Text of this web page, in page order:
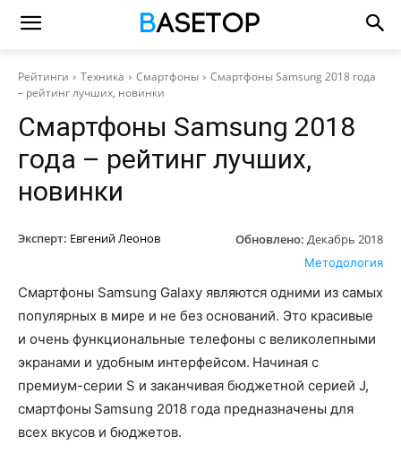
Рейтинги Техника Смартфоны
Смартфоны Samsung 2018 года
– рейтинг лучших, новинки
Смартфоны Samsung 2018
года – рейтинг лучших,
новинки
Эксперт: Евгений Леонов Обновлено: Декабрь 2018
Методология
Смартфоны Samsung Galaxy являются одними из самых
популярных в мире и не без оснований. Это красивые
и очень функциональные телефоны с великолепными
экранами и удобным интерфейсом. Начиная с
премиум-серии S и заканчивая бюджетной серией J,
смартфоны Samsung 2018 года предназначены для
всех вкусов и бюджетов.